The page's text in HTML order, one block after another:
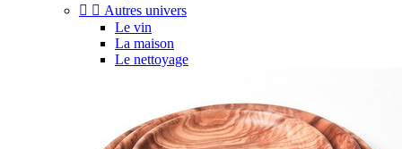
  Autres univers
Le vin
La maison
Le nettoyage